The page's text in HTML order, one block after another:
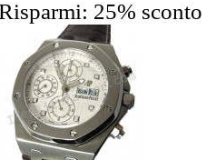
25% sconto